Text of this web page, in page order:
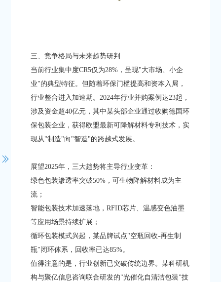
三、竞争格局与未来趋势研判
当前行业集中度CR5仅为28%，呈现"大市场、小企
业"的典型特征。但随着环保门槛提高和资本入局，
行业整合进入加速期。2024年行业并购案例达23起，
涉及资金超40亿元，其中某头部企业通过收购德国环
保包装企业，获得欧盟最新可降解材料专利技术，实
现从"制造"向"智造"的跨越式发展。
展望2025年，三大趋势将主导行业变革：
绿色包装渗透率突破50%，可生物降解材料成为主
流；
智能包装技术加速落地，RFID芯片、温感变色油墨
等应用场景持续扩展；
循环包装模式兴起，某品牌试点"空瓶回收-再生制
瓶"闭环体系，回收率已达85%。
值得注意的是，行业创新已突破传统边界。某科研机
构与聚亿信息咨询联合研发的"光催化自清洁包装"技